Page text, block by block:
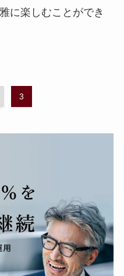
に楽しむことができ
3